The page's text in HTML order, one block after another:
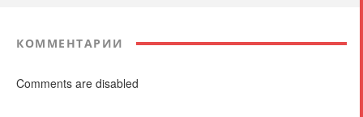
КОММЕНТАРИИ
Comments are disabled